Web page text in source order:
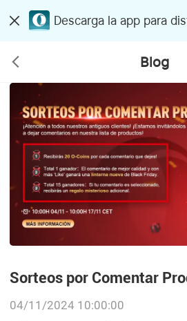
Descarga la app para
Blog
Sorteos por Comentar
04/11/2024 10:00:00